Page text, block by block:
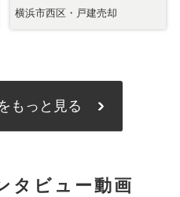
もっと見る
タビュー動画